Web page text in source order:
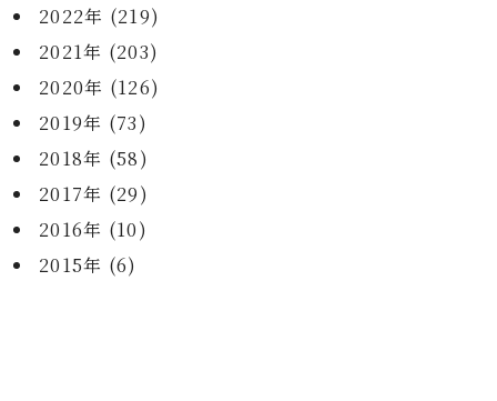
2022年 (219)
2021年 (203)
2020年 (126)
2019年 (73)
2018年 (58)
2017年 (29)
2016年 (10)
2015年 (6)